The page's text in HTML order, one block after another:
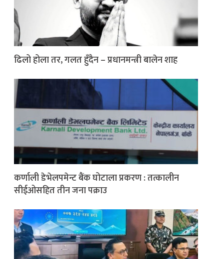
ढिलो होला तर, गलत हुँदैन – प्रधानमन्त्री बालेन शाह
कर्णाली डेभेलपमेन्ट बैंक घोटाला प्रकरण : तत्कालीन
सीईओसहित तीन जना पक्राउ